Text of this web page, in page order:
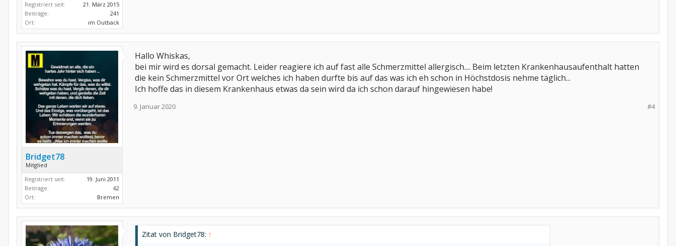
Registriert seit:
21. März 2015
Beiträge:
241
Ort:
im Outback
Bridget78
Mitglied
Registriert seit:
19. Juni 2011
Beiträge:
62
Ort:
Bremen
Hallo Whiskas,
bei mir wird es dorsal gemacht. Leider reagiere ich auf fast alle Schmerzmittel allergisch.... Beim letzten Krankenhausaufenthalt hatten
die kein Schmerzmittel vor Ort welches ich haben durfte bis auf das was ich eh schon in Höchstdosis nehme täglich...
Ich hoffe das in diesem Krankenhaus etwas da sein wird da ich schon darauf hingewiesen habe!
#4
9. Januar 2020
Zitat von Bridget78: ↑